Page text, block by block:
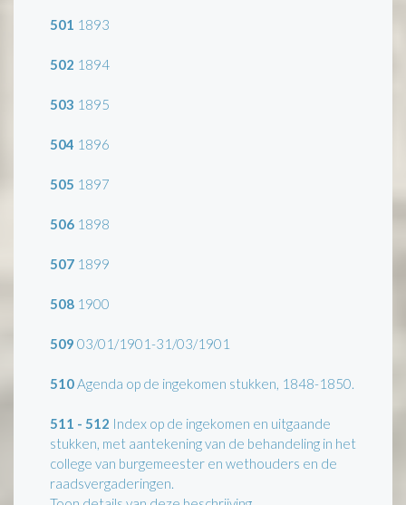
501 1893
502 1894
503 1895
504 1896
505 1897
506 1898
507 1899
508 1900
509 03/01/1901-31/03/1901
510Agenda op de ingekomen stukken, 1848-1850.
511 - 512 Index op de ingekomen en uitgaande
stukken, met aantekening van de behandeling in het
college van burgemeester en wethouders en de
raadsvergaderingen.